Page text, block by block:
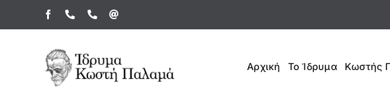
Μετάβαση
FacebookΤηλέφωνο
Τηλέφωνο
Αρχική Το Ίδρυμα Κωστής